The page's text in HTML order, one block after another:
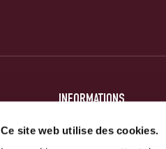
Ce site web utilise des cookies.
INFORMATIONS
PRESSE